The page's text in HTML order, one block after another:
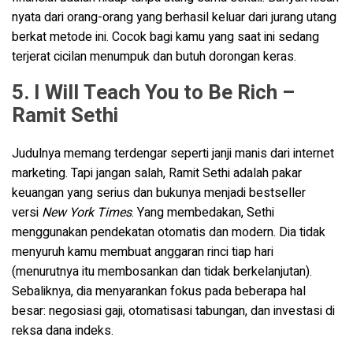
nyata dari orang-orang yang berhasil keluar dari jurang utang
berkat metode ini. Cocok bagi kamu yang saat ini sedang
terjerat cicilan menumpuk dan butuh dorongan keras.
5. I Will Teach You to Be Rich –
Ramit Sethi
Judulnya memang terdengar seperti janji manis dari internet
marketing. Tapi jangan salah, Ramit Sethi adalah pakar
keuangan yang serius dan bukunya menjadi bestseller
versi New York Times. Yang membedakan, Sethi
menggunakan pendekatan otomatis dan modern. Dia tidak
menyuruh kamu membuat anggaran rinci tiap hari
(menurutnya itu membosankan dan tidak berkelanjutan).
Sebaliknya, dia menyarankan fokus pada beberapa hal
besar: negosiasi gaji, otomatisasi tabungan, dan investasi di
reksa dana indeks.